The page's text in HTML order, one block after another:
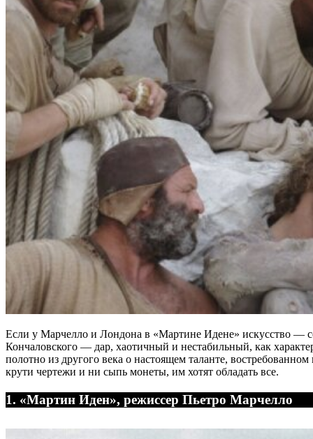
Если у Марчелло и Лондона в «Мартине Идене» искусство ―
Кончаловского ― дар, хаотичный и нестабильный, как
полотно из другого века о настоящем таланте,
крути чертежи и ни сыпь монеты, им хотят обладать все.
1. «Мартин Иден», режиссер Пьетро Марчелло